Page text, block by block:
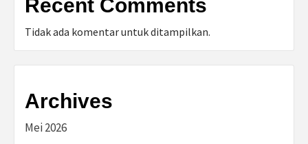
Recent Comments
Tidak ada komentar untuk ditampilkan.
Archives
Mei 2026